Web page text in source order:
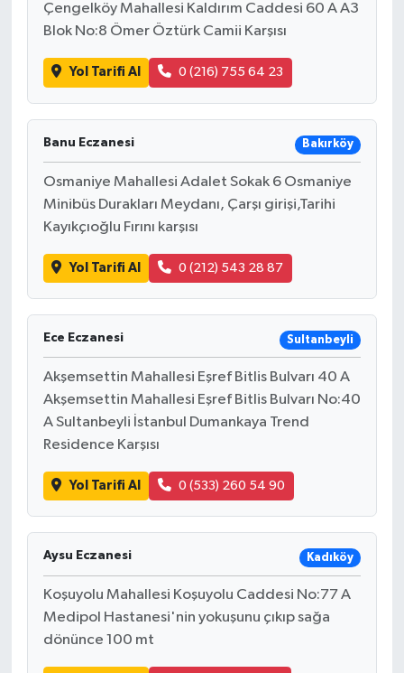
Çengelköy Mahallesi Kaldırım Caddesi 60 A A3
Blok No:8 Ömer Öztürk Camii Karşısı
Yol Tarifi Al 0 (216) 755 64 23
Banu Eczanesi Bakırköy
Osmaniye Mahallesi Adalet Sokak 6 Osmaniye
Minibüs Durakları Meydanı, Çarşı girişi,Tarihi
Kayıkçıoğlu Fırını karşısı
Yol Tarifi Al 0 (212) 543 28 87
Ece Eczanesi Sultanbeyli
Akşemsettin Mahallesi Eşref Bitlis Bulvarı 40 A
Akşemsettin Mahallesi Eşref Bitlis Bulvarı No:40
A Sultanbeyli İstanbul Dumankaya Trend
Residence Karşısı
Yol Tarifi Al 0 (533) 260 54 90
Aysu Eczanesi Kadıköy
Koşuyolu Mahallesi Koşuyolu Caddesi No:77 A
Medipol Hastanesi'nin yokuşunu çıkıp sağa
dönünce 100 mt